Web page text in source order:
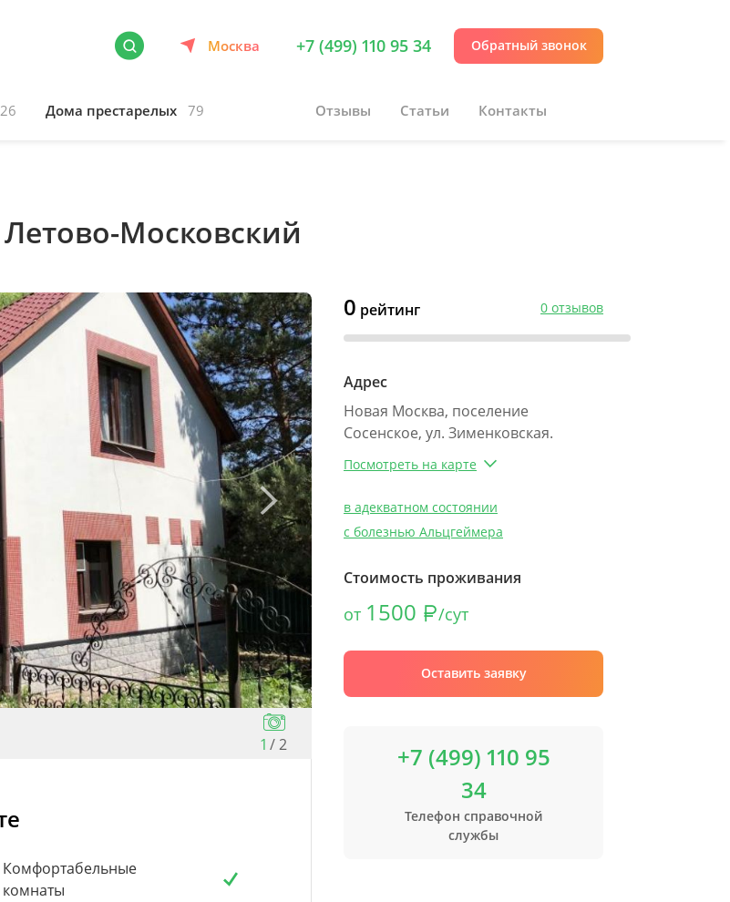
Москва +7 (499) 110 95 34 Обратный звонок
Дома престарелых 79 Отзывы Статьи Контакты
0 рейтинг 0 отзывов
Адрес
Новая Москва, поселение
Сосенское, ул. Зименковская.
Посмотреть на карте
в адекватном состоянии
с болезнью Альцгеймера
Стоимость проживания
от 1500 /сут
Оставить заявку
+7 (499) 110 95
34
Телефон справочной
службы
Московский
1 /2
Комфортабельные
комнаты